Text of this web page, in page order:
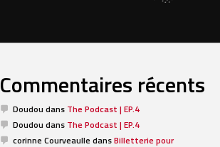
Commentaires récents
Doudou dans The Podcast | EP.4
Doudou dans The Podcast | EP.4
corinne CourveaulledansBilletterie pour